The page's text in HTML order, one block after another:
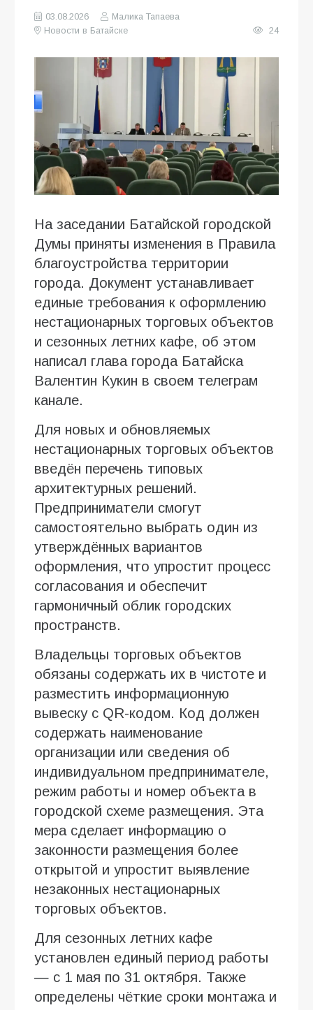
03.08.2026
Малика Тапаева
Новости в Батайске
24
На заседании Батайской городской
Думы приняты изменения в Правила
благоустройства территории
города. Документ устанавливает
единые требования к оформлению
нестационарных торговых объектов
и сезонных летних кафе, об этом
написал глава города Батайска
Валентин Кукин в своем телеграм
канале.
Для новых и обновляемых
нестационарных торговых объектов
введён перечень типовых
архитектурных решений.
Предприниматели смогут
самостоятельно выбрать один из
утверждённых вариантов
оформления, что упростит процесс
согласования и обеспечит
гармоничный облик городских
пространств.
Владельцы торговых объектов
обязаны содержать их в чистоте и
разместить информационную
вывеску с QR-кодом. Код должен
содержать наименование
организации или сведения об
индивидуальном предпринимателе,
режим работы и номер объекта в
городской схеме размещения. Эта
мера сделает информацию о
законности размещения более
открытой и упростит выявление
незаконных нестационарных
торговых объектов.
Для сезонных летних кафе
установлен единый период работы
— с 1 мая по 31 октября. Также
определены чёткие сроки монтажа и